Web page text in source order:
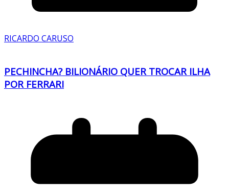
RICARDO CARUSO
PECHINCHA? BILIONÁRIO QUER TROCAR ILHA
POR FERRARI